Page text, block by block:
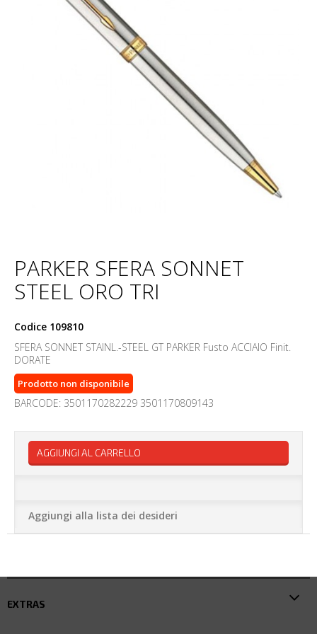
PARKER SFERA SONNET
STEEL ORO TRI
Codice 109810
SFERA SONNET STAINL.-STEEL GT PARKER Fusto ACCIAIO Finit.
DORATE
Prodotto non disponibile
BARCODE: 3501170282229 3501170809143
AGGIUNGI AL CARRELLO
Aggiungi alla lista dei desideri
EXTRAS